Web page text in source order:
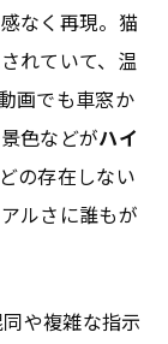
なく再現。猫
れていて、温
画でも車窓か
色などがハイ
の存在しない
ルさに誰もが
や複雑な指示